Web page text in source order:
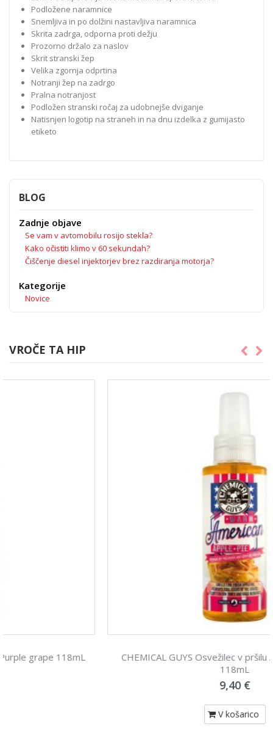
Podložene naramnice
Snemljiva in po dolžini nastavljiva naramnica
Skrita zadrga, odporna proti dežju
Prozorno držalo za naslov
Skrit stranski žep
Velika zgornja odprtina
Notranji žep na zadrgo
Pralna notranjost
Podložen stranski ročaj za udobnejše dviganje
Natisnjen logotip na straneh in na dnu izdelka z gumijasto
etiketo
BLOG
Zadnje objave
Se vam v avtomobilu rosijo stekla?
Kako očistiti klimo v 60 sekundah?
Čiščenje diesel injektorjev brez razdiranja motorja?
Kategorije
Novice
VROČE TA HIP
CHEMICAL GUYS Osvežilec v pršilu American apple pie